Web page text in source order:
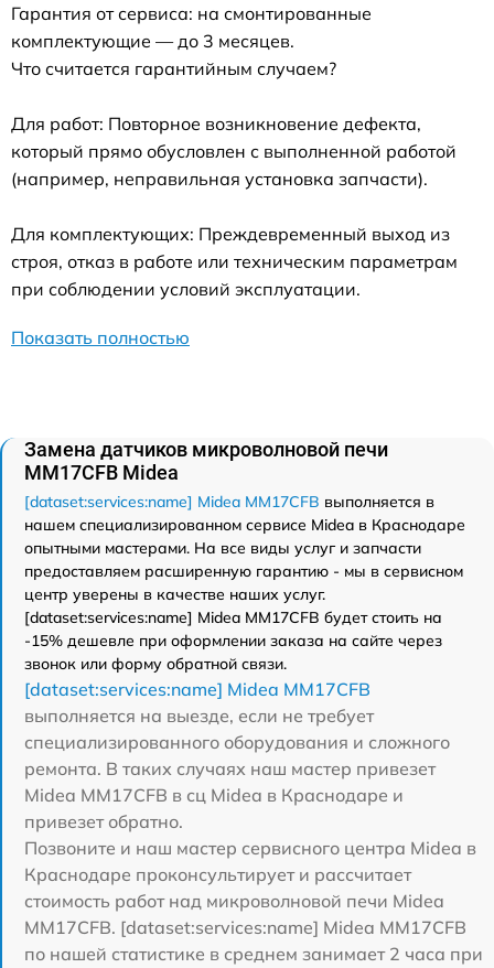
Гарантия от сервиса: на смонтированные
комплектующие — до 3 месяцев.
Что считается гарантийным случаем?
Для работ: Повторное возникновение дефекта,
который прямо обусловлен с выполненной работой
(например, неправильная установка запчасти).
Для комплектующих: Преждевременный выход из
строя, отказ в работе или техническим параметрам
при соблюдении условий эксплуатации.
Показать полностью
Замена датчиков микроволновой печи
MM17CFB Midea
[dataset:services:name] Midea MM17CFB выполняется в
нашем специализированном сервисе Midea в Краснодаре
опытными мастерами. На все виды услуг и запчасти
предоставляем расширенную гарантию - мы в сервисном
центр уверены в качестве наших услуг.
[dataset:services:name] Midea MM17CFB будет стоить на
-15% дешевле при оформлении заказа на сайте через
звонок или форму обратной связи.
[dataset:services:name] Midea MM17CFB
выполняется на выезде, если не требует
специализированного оборудования и сложного
ремонта. В таких случаях наш мастер привезет
Midea MM17CFB в сц Midea в Краснодаре и
привезет обратно.
Позвоните и наш мастер сервисного центра Midea в
Краснодаре проконсультирует и рассчитает
стоимость работ над микроволновой печи Midea
MM17CFB. [dataset:services:name] Midea MM17CFB
по нашей статистике в среднем занимает 2 часа при